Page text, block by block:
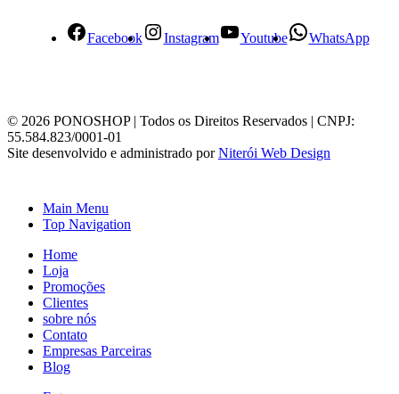
Facebook Instagram Youtube WhatsApp
© 2026 PONOSHOP | Todos os Direitos Reservados | CNPJ:
55.584.823/0001-01
Site desenvolvido e administrado porNiterói Web Design
Main Menu
Top Navigation
Home
Loja
Promoções
Clientes
sobre nós
Contato
Empresas Parceiras
Blog